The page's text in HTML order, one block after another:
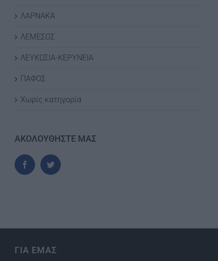
ΛΑΡΝΑΚΑ
ΛΕΜΕΣΟΣ
ΛΕΥΚΩΣΙΑ-ΚΕΡΥΝΕΙΑ
ΠΑΦΟΣ
Χωρίς κατηγορία
ΑΚΟΛΟΥΘΗΣΤΕ ΜΑΣ
ΓΙΑ ΕΜΑΣ